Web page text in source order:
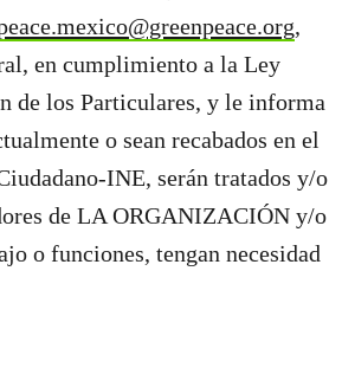
,
en cumplimiento a la Ley
de los Particulares, y le informa
o sean recabados en el
INE, serán tratados y/o
de LA ORGANIZACIÓN y/o
o funciones, tengan necesidad